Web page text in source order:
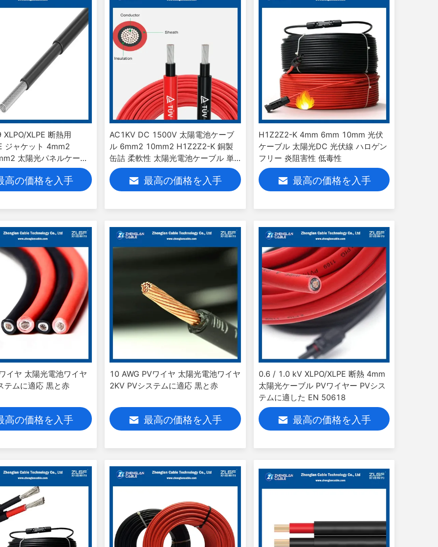
XLPE 断熱用
ジャケット 4mm2
太陽光パネルケーブ
高の価格を入手
AC1KV DC 1500V 太陽電池ケーブ
ル 6mm2 10mm2 H1Z2Z2-K 銅製
缶詰 柔軟性 太陽光電池ケーブル 単
列 ツインコア
最高の価格を入手
H1Z2Z2-K 4mm 6mm 10mm 光伏
ケーブル 太陽光DC 光伏線 ハロゲン
フリー 炎阻害性 低毒性
最高の価格を入手
イヤ 太陽光電池ワイヤ
テムに適応 黒と赤
高の価格を入手
10 AWG PVワイヤ 太陽光電池ワイヤ
2KV PVシステムに適応 黒と赤
最高の価格を入手
0.6 / 1.0 kV XLPO/XLPE 断熱 4mm
太陽光ケーブル PVワイヤー PVシス
テムに適した EN 50618
最高の価格を入手